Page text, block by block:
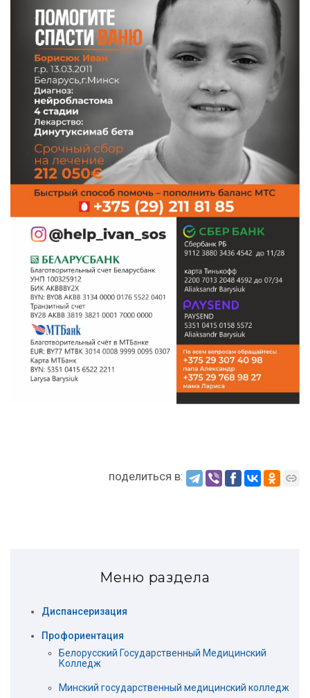
поделиться в:
Меню раздела
Диспансеризация
Профориентация
Белорусский Государственный Медицинский
Колледж
Минский государственный медицинский колледж